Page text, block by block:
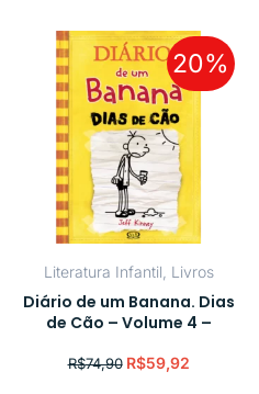
20%
Literatura Infantil Livros
Diário de um Banana. Dias
de Cão – Volume 4 –
R$74,90 R$59,92